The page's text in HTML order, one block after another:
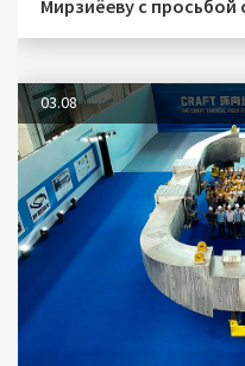
Мирзиёеву с просьбой
03.08